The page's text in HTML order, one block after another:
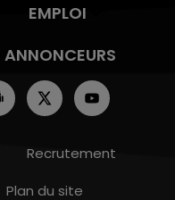
EMPLOI
ANNONCEURS
Recrutement
Plan du site